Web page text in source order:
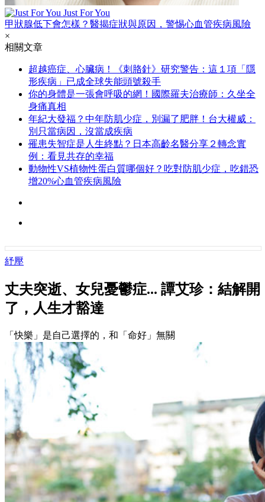
Just For You
甲狀腺低下會怎樣？醫揭症狀與原因，警惕心血管疾病風險
×
相關文章
超越癌症、心臟病！《刺胳針》研究警告：這１項「隱
形疾病」已成全球失能頭號殺手
你的身體是一張會呼吸的網！國際羅夫治療師：久坐全
身痛真相
年紀大發福？中年防肌少症，別漏了肥胖！台大權威：
別只當病因，沒當成疾病
罹患失智症是人生終點？日本高齡名醫分享２轉念實
例：看見共存的幸福
動物性VS植物性蛋白質哪個好？吃對防肌少症，吃錯恐
增20%心血管疾病風險
紓壓
丈夫突逝、女兒憂鬱症... 譚艾珍：結解開
了，人生才豁達
「快樂」是自己選擇的，和「命好」無關